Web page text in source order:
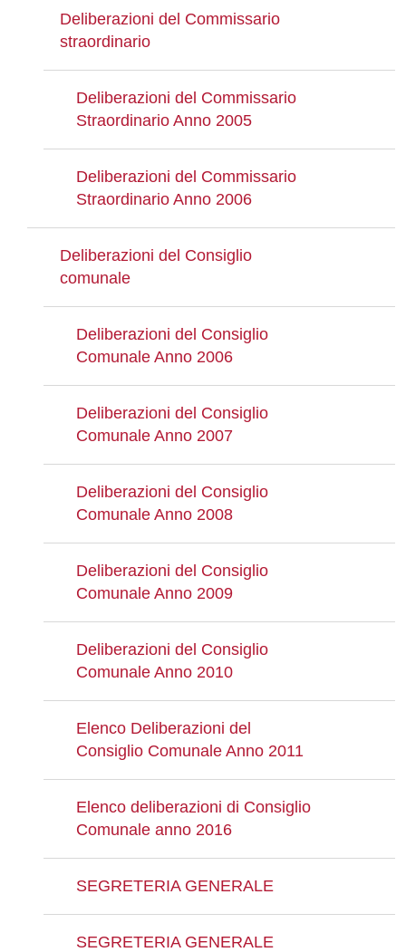
Deliberazioni del Commissario
straordinario
Deliberazioni del Commissario
Straordinario Anno 2005
Deliberazioni del Commissario
Straordinario Anno 2006
Deliberazioni del Consiglio
comunale
Deliberazioni del Consiglio
Comunale Anno 2006
Deliberazioni del Consiglio
Comunale Anno 2007
Deliberazioni del Consiglio
Comunale Anno 2008
Deliberazioni del Consiglio
Comunale Anno 2009
Deliberazioni del Consiglio
Comunale Anno 2010
Elenco Deliberazioni del
Consiglio Comunale Anno 2011
Elenco deliberazioni di Consiglio
Comunale anno 2016
SEGRETERIA GENERALE
SEGRETERIA GENERALE